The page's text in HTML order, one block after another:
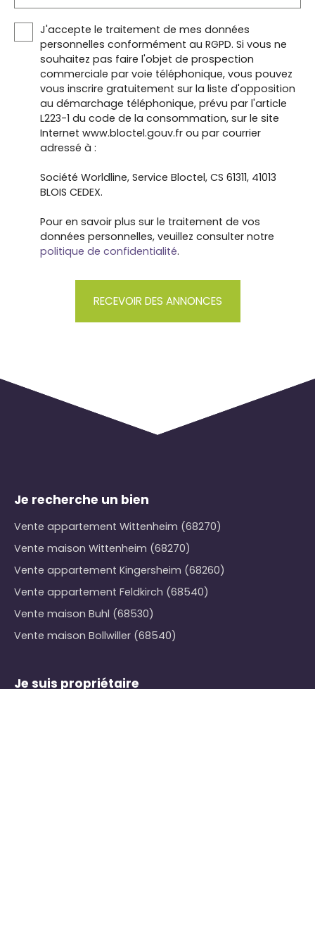
n°65-557 du 10 juillet 1965 et de l’article L. 615-6 du
CCH• Nombre de lots de la copropriété : 47 dont
16 à usage d'habitation• Budget prévisionnel pour
charges annuelles : 670 € comprenant l'entretien
des espaces verts, l'électricité des communs et
l'assurance multirisques copropriété 📑
DIAGNOSTICS TECHNIQUES & ÉNERGÉTIQUE :•
Montant estimé des dépenses annuelles d’énergie
selon prix indexés sur 2021 pour un usage standard
: entre 398 et 539 €• Diagnostics techniques et
informations sur les risques auxquels ce bien est
exposé sont disponibles sur le site Géorisques :
ADASTRA IMMOBILIER S. A. S :• RCS de Colmar SIRET
845 178 425 00011 • Carte professionnelle n° CPI
6801 2019 000 039 460 délivrée par la CCI Alsace
fonds de commerce • Non détention de fonds •
J'accepte le traitement de mes données
personnelles conformément au RGPD. Si vous ne
souhaitez pas faire l'objet de prospection
commerciale par voie téléphonique, vous pouvez
vous inscrire gratuitement sur la liste d'opposition
au démarchage téléphonique, prévu par l'article
L223-1 du code de la consommation, sur le site
Internet www.bloctel.gouv.fr ou par courrier
adressé à :
Société Worldline, Service Bloctel, CS 61311, 41013
BLOIS CEDEX.
Pour en savoir plus sur le traitement de vos
données personnelles, veuillez consulter notre
politique de confidentialité.
RECEVOIR DES ANNONCES
Je recherche un bien
Vente appartement Wittenheim (68270)
Vente maison Wittenheim (68270)
Vente appartement Kingersheim (68260)
Vente appartement Feldkirch (68540)
Vente maison Buhl (68530)
Vente maison Bollwiller (68540)
Je suis propriétaire